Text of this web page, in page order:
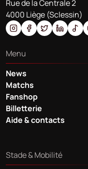
Rue de la Centrale 2
4000 Liège (Sclessin)
Menu
News
Matchs
Fanshop
Billetterie
Aide & contacts
Stade & Mobilité